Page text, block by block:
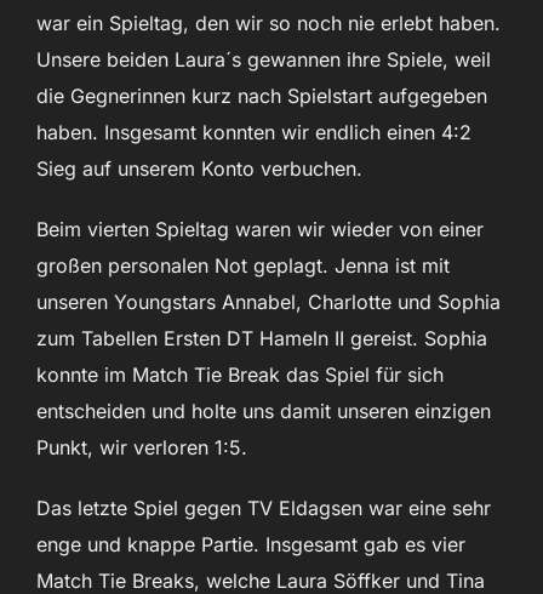
war ein Spieltag, den wir so noch nie erlebt haben.
Unsere beiden Laura´s gewannen ihre Spiele, weil
die Gegnerinnen kurz nach Spielstart aufgegeben
haben. Insgesamt konnten wir endlich einen 4:2
Sieg auf unserem Konto verbuchen.
Beim vierten Spieltag waren wir wieder von einer
großen personalen Not geplagt. Jenna ist mit
unseren Youngstars Annabel, Charlotte und Sophia
zum Tabellen Ersten DT Hameln II gereist. Sophia
konnte im Match Tie Break das Spiel für sich
entscheiden und holte uns damit unseren einzigen
Punkt, wir verloren 1:5.
Das letzte Spiel gegen TV Eldagsen war eine sehr
enge und knappe Partie. Insgesamt gab es vier
Match Tie Breaks, welche Laura Söffker und Tina